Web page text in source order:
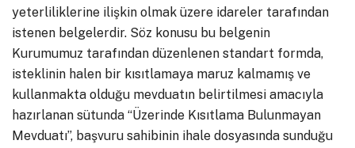
yeterliliklerine ilişkin olmak üzere idareler tarafından
istenen belgelerdir. Söz konusu bu belgenin
Kurumumuz tarafından düzenlenen standart formda,
isteklinin halen bir kısıtlamaya maruz kalmamış ve
kullanmakta olduğu mevduatın belirtilmesi amacıyla
hazırlanan sütunda “Üzerinde Kısıtlama Bulunmayan
Mevduatı”, başvuru sahibinin ihale dosyasında sunduğu